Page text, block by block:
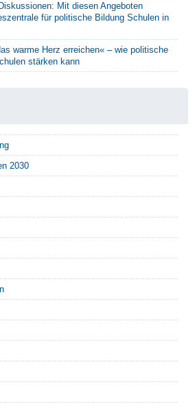
Mit diesen Angeboten
für politische Bildung Schulen in
warme Herz erreichen« – wie politische
stärken kann
2030